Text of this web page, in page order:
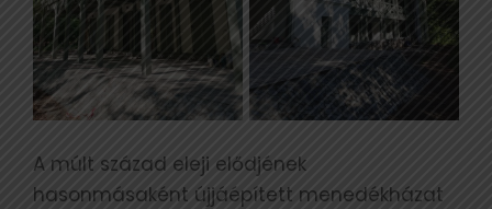
A múlt század eleji elődjének
hasonmásaként újjáépített menedékházat